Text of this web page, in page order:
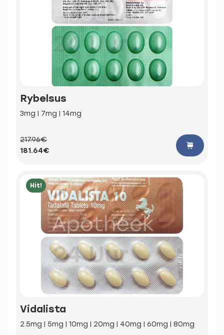
Rybelsus
3mg | 7mg | 14mg
217.96€
181.64€
Hit!
Vidalista
2.5mg | 5mg | 10mg | 20mg | 40mg | 60mg | 80mg